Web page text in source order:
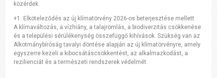
közérdek.
+1. Elköteleződés az új klímatörvény 2026-os beterjesztése mellett
A klímaváltozás, a vízhiány, a talajromlás, a biodiverzitás csökkenése
és a települési sérülékenység összefüggő kihívások. Szükség van az
Alkotmánybíróság tavalyi döntése alapján az új klímatörvényre, amely
egyszerre kezeli a kibocsátáscsökkentést, az alkalmazkodást, a
rezilienciát és a természeti rendszerek védelmét.